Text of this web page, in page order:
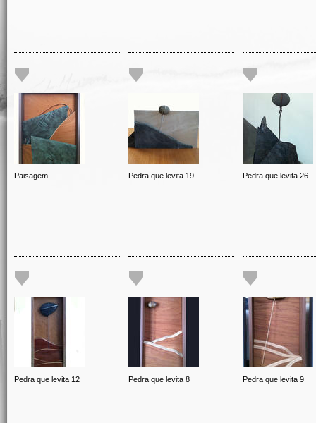
Paisagem Pedra que levita 19 Pedra que levita 26
Pedra que levita 12 Pedra que levita 8 Pedra que levita 9